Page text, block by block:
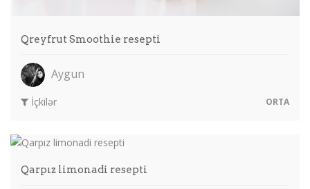
Qreyfrut Smoothie resepti
Aygun
İçkilər ORTA
Qarpız limonadi resepti